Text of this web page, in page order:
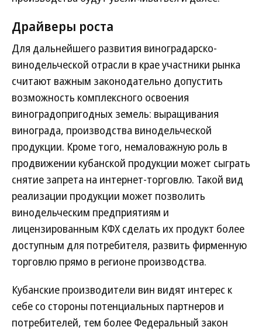
Драйверы роста
Для дальнейшего развития виноградарско-
винодельческой отрасли в крае участники рынка
считают важным законодательно допустить
возможность комплексного освоения
виноградопригодных земель: выращивания
винограда, производства винодельческой
продукции. Кроме того, немаловажную роль в
продвижении кубанской продукции может сыграть
снятие запрета на интернет-торговлю. Такой вид
реализации продукции может позволить
винодельческим предприятиям и
лицензированным КФХ сделать их продукт более
доступным для потребителя, развить фирменную
торговлю прямо в регионе производства.
Кубанские производители вин видят интерес к
себе со стороны потенциальных партнеров и
потребителей, тем более Федеральный закон